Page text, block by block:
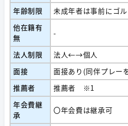
年齢制限
未成年者は事前にゴ
他在籍有
無
-
法人制限
法人←→個人
面接
面接あり(同伴プレー
推薦者
推薦者 ※1
年会費継
承
〇年会費は継承可